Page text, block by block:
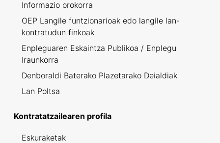
Informazio orokorra
OEP Langile funtzionarioak edo langile lan-
kontratudun finkoak
Enpleguaren Eskaintza Publikoa / Enplegu
Iraunkorra
Denboraldi Baterako Plazetarako Deialdiak
Lan Poltsa
Kontratatzailearen profila
Eskuraketak